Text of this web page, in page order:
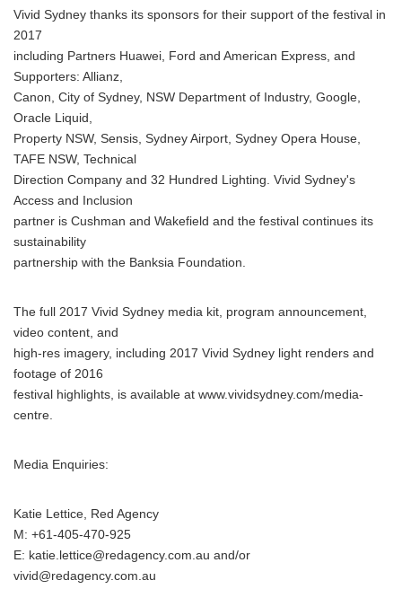
Vivid Sydney thanks its sponsors for their support of the festival in
2017
including Partners Huawei, Ford and American Express, and
Supporters: Allianz,
Canon, City of Sydney, NSW Department of Industry, Google,
Oracle Liquid,
Property NSW, Sensis, Sydney Airport, Sydney Opera House,
TAFE NSW, Technical
Direction Company and 32 Hundred Lighting. Vivid Sydney's
Access and Inclusion
partner is Cushman and Wakefield and the festival continues its
sustainability
partnership with the Banksia Foundation.
The full 2017 Vivid Sydney media kit, program announcement,
video content, and
high-res imagery, including 2017 Vivid Sydney light renders and
footage of 2016
festival highlights, is available at www.vividsydney.com/media-
centre.
Media Enquiries:
Katie Lettice, Red Agency
M: +61-405-470-925
E: katie.lettice@redagency.com.au and/or
vivid@redagency.com.au